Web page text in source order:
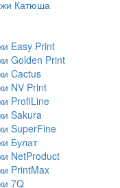
Катюша
Easy Print
Golden Print
Cactus
NV Print
ProfiLine
Sakura
SuperFine
Булат
NetProduct
PrintMax
7Q